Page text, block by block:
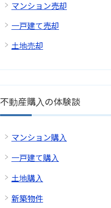
マンション売却
一戸建て売却
土地売却
不動産購入の体験談
マンション購入
一戸建て購入
土地購入
新築物件